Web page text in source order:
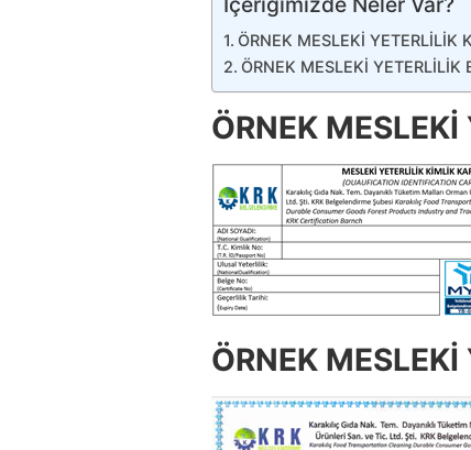
ÖRNEK MESLEKİ YETERLİLİK
ÖRNEK MESLEKİ YETERLİLİK
ÖRNEK
ÖRNEK MESLEKİ